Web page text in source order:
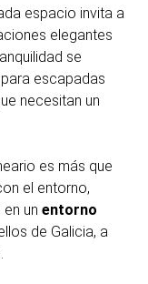
espacio invita a
elegantes
se
escapadas
necesitan un
es más que
el entorno,
un entorno
de Galicia, a